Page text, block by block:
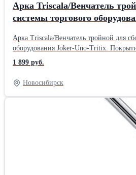
Арка Triscala/Венчатель
системы торгового
Арка Triscala/Венчатель тройной для
оборудования Joker-Uno-Tritix.
TR10A. Кол-во: Производство: Arthema
есть в наличии.Производитель:
1 899 руб.
Новосибирск